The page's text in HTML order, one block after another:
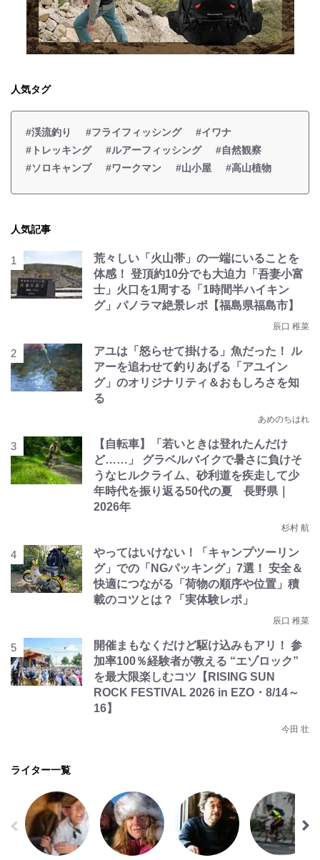
人気タグ
#渓流釣り #フライフィッシング
#イワナ
#トレッキング
#ルアーフィッシング
#自然観察
#ソロキャンプ
#ワークマン #山小屋 #高山植物
人気記事
荒々しい「火山帯」の一端にいることを
体感！ 登頂約10分でも大迫力「吾妻小富
士」火口を1周する「1時間半ハイキン
グ」パノラマ絶景レポ【福島県福島市】
辰口 稚菜
アユは「怒らせて掛ける」魚だった！ ル
アーを追わせて釣りあげる「アユイン
グ」のオリジナリティ＆おもしろさを知
る
あめのちはれ
【自転車】「若いときは登れたんだけ
ど……」 グラベルバイクで暑さに負けそ
うなヒルクライム、砂利道を疾走して少
年時代を振り返る50代の夏 長野県｜
2026年
杉村 航
やってはいけない！「キャンプツーリン
グ」での「NGパッキング」7選！ 安全＆
快適につながる「荷物の順序や位置」積
載のコツとは？「実体験レポ」
辰口 稚菜
開催まもなくだけど駆け込みもアリ！ 参
加率100％経験者が教える “エゾロック”
を最大限楽しむコツ【RISING SUN
ROCK FESTIVAL 2026 in EZO・8/14～
16】
今田 壮
ライター一覧